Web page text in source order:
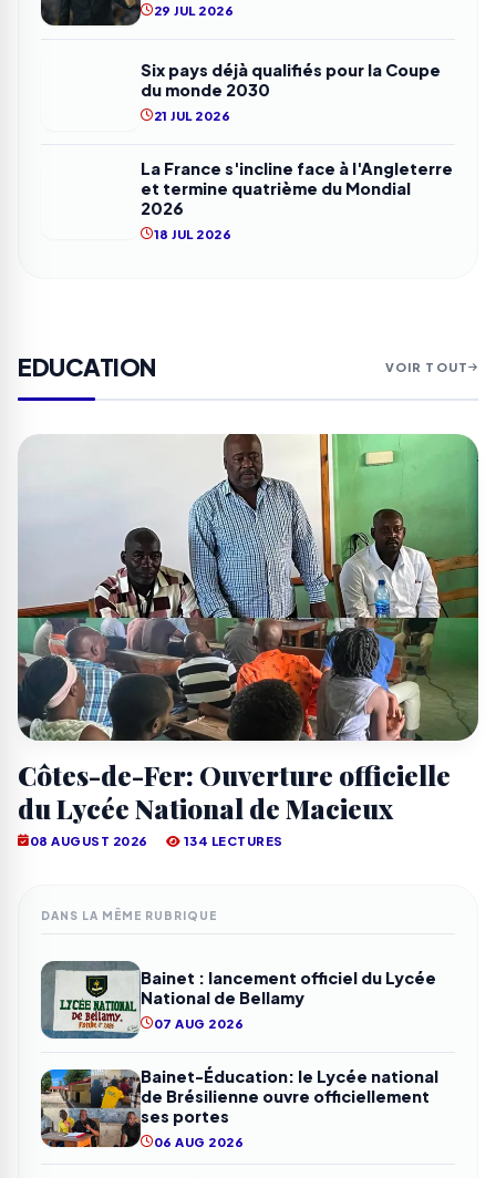
29 JUL 2026
Six pays déjà qualifiés pour la Coupe
du monde 2030
21 JUL 2026
La France s'incline face à l'Angleterre
et termine quatrième du Mondial
2026
18 JUL 2026
EDUCATION VOIR TOUT
Côtes-de-Fer: Ouverture officielle
du Lycée National de Macieux
08 AUGUST 2026 134 LECTURES
DANS LA MÊME RUBRIQUE
Bainet : lancement officiel du Lycée
National de Bellamy
07 AUG 2026
Bainet-Éducation: le Lycée national
de Brésilienne ouvre officiellement
ses portes
06 AUG 2026